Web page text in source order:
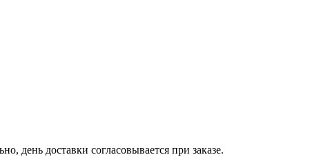
день доставки согласовывается при заказе.